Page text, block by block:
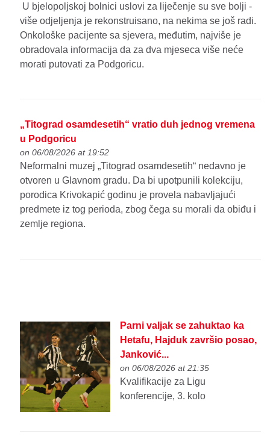
U bjelopoljskoj bolnici uslovi za liječenje su sve bolji -
više odjeljenja je rekonstruisano, na nekima se još radi.
Onkološke pacijente sa sjevera, međutim, najviše je
obradovala informacija da za dva mjeseca više neće
morati putovati za Podgoricu.
„Titograd osamdesetih“ vratio duh jednog vremena
u Podgoricu
on 06/08/2026 at 19:52
Neformalni muzej „Titograd osamdesetih“ nedavno je
otvoren u Glavnom gradu. Da bi upotpunili kolekciju,
porodica Krivokapić godinu je provela nabavljajući
predmete iz tog perioda, zbog čega su morali da obiđu i
zemlje regiona.
Parni valjak se zahuktao ka
Hetafu, Hajduk završio posao,
Janković...
on 06/08/2026 at 21:35
Kvalifikacije za Ligu
konferencije, 3. kolo